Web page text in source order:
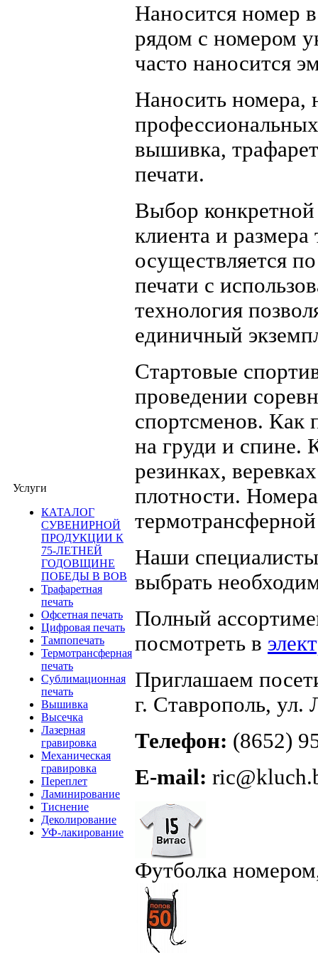
Услуги
КАТАЛОГ
СУВЕНИРНОЙ
ПРОДУКЦИИ К
75-ЛЕТНЕЙ
ГОДОВЩИНЕ
ПОБЕДЫ В ВОВ
Трафаретная
печать
Офсетная печать
Цифровая печать
Тампопечать
Термотрансферная
печать
Сублимационная
печать
Вышивка
Высечка
Лазерная
гравировка
Механическая
гравировка
Переплет
Ламинирование
Тиснение
Деколирование
УФ-лакирование
Наносится номер
рядом с номером
часто наносится
Наносить
вышивка,
печати.
Выбор конкретной
клиента и
осуществляется
печати с
технология
единичный
Стартовые
проведении
спортсменов. Как
на груди и спине.
резинках,
плотности.
Наши
выбрать
Полный
посмотреть в
Приглашаем
г. Ставрополь,
Телефон: (8652)
E-mail:
Футболка